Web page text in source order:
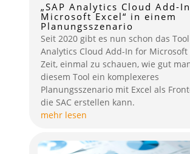
„SAP Analytics Cloud Add-
Microsoft Excel“ in einem
Planungsszenario
Seit 2020 gibt es nun schon das Tool
Analytics Cloud Add-In for Microsoft
Zeit, einmal zu schauen, wie gut
diesem Tool ein komplexeres
Planungsszenario mit Excel als
die SAC erstellen kann.
mehr lesen